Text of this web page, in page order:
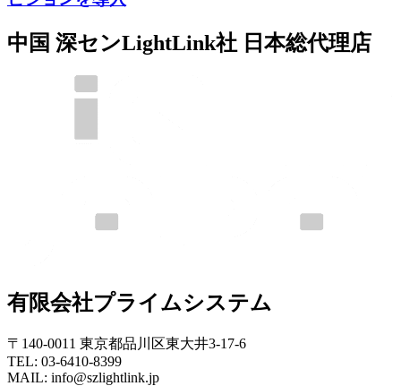
中国 深センLightLink社 日本総代理店
有限会社プライムシステム
〒140-0011 東京都品川区東大井3-17-6
TEL: 03-6410-8399
MAIL: info@szlightlink.jp